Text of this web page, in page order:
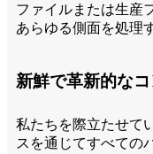
ファイルまたは生産
あらゆる側面を処理
新鮮で革新的な
私たちを際立たせて
スを通じてすべての